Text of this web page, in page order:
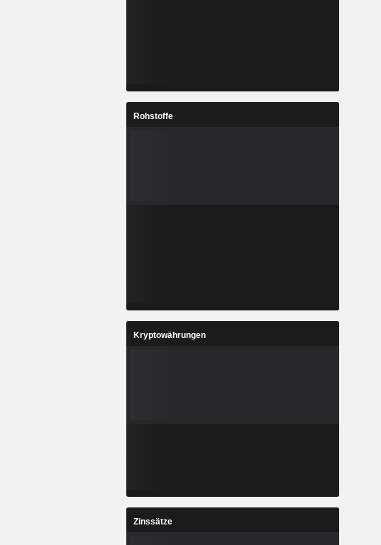
Rohstoffe
Kryptowährungen
Zinssätze